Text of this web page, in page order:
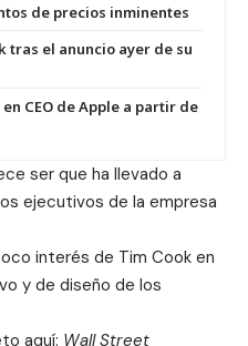
de precios inminentes
tras el anuncio ayer de su
CEO de Apple a partir de
ser que ha llevado a
ejecutivos de la empresa
interés de Tim Cook en
y de diseño de los
aquí: Wall Street